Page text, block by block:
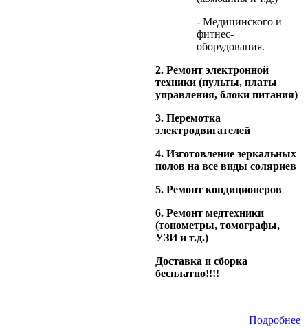
- Медицинского и
фитнес-
оборудования.
2. Ремонт электронной
техники (пульты, платы
управления, блоки питания)
3. Перемотка
электродвигателей
4. Изготовление зеркальных
полов на все виды соляриев
5. Ремонт кондиционеров
6. Ремонт медтехники
(тонометры, томографы,
УЗИ и т.д.)
Доставка и сборка
бесплатно!!!!
Подробнее